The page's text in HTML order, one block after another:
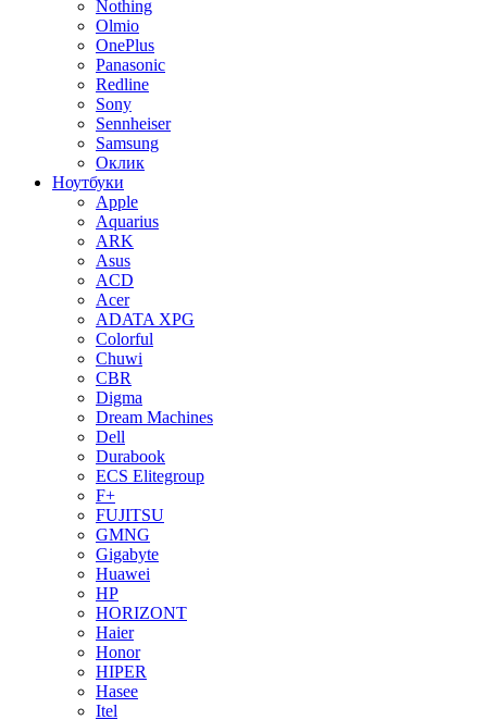
Nothing
Olmio
OnePlus
Panasonic
Redline
Sony
Sennheiser
Samsung
Оклик
Ноутбуки
Apple
Aquarius
ARK
Asus
ACD
Acer
ADATA XPG
Colorful
Chuwi
CBR
Digma
Dream Machines
Dell
Durabook
ECS Elitegroup
F+
FUJITSU
GMNG
Gigabyte
Huawei
HP
HORIZONT
Haier
Honor
HIPER
Hasee
Itel